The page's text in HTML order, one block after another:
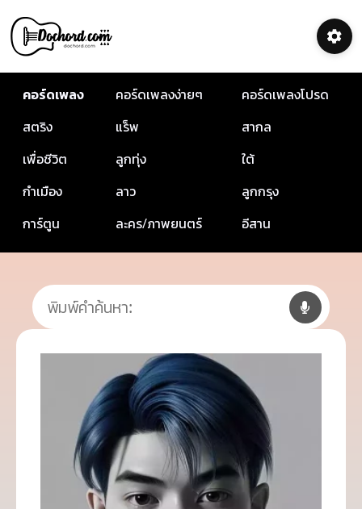
คอร์ดเพลง คอร์ดเพลงง่ายๆ
คอร์ดเพลงโปรด
สตริง
แร็พ
สากล
เพื่อชีวิต
ลูกทุ่ง
ใต้
กำเมือง
ลาว
ลูกกรุง
การ์ตูน
ละคร/ภาพยนตร์ อีสาน